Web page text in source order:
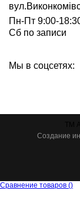
Пн-Пт 9:00-
Сб по записи
Мы в соцсетях:
Создание
Сравнение товаров ()